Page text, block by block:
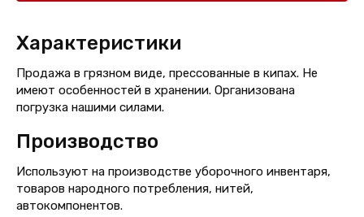
Характеристики
Продажа в грязном виде, прессованные в кипах. Не
имеют особенностей в хранении. Организована
погрузка нашими силами.
Производство
Используют на производстве уборочного инвентаря,
товаров народного потребления, нитей,
автокомпонентов.